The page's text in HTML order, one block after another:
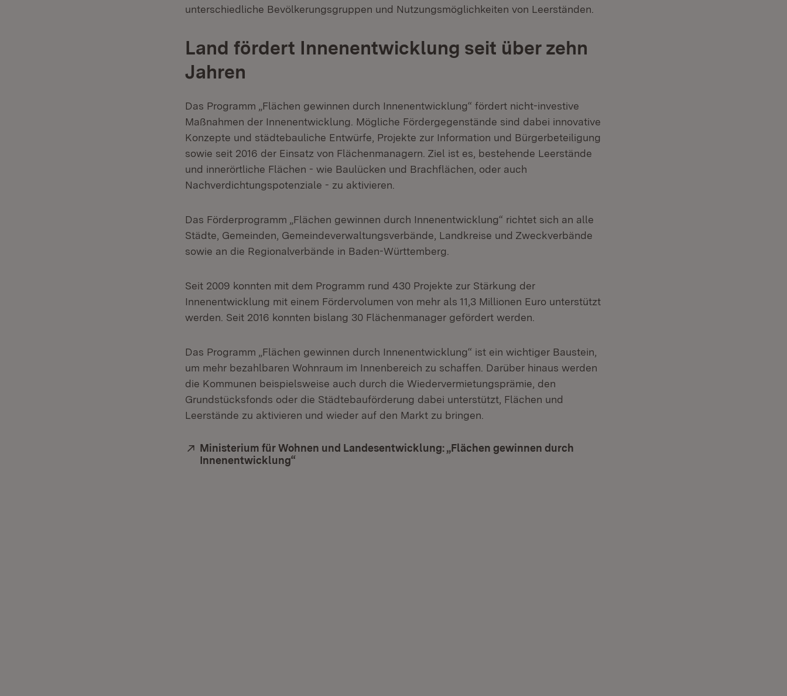
unterschiedliche Bevölkerungsgruppen und Nutzungsmöglichkeiten von Leerständen.
Land fördert Innenentwicklung seit über zehn
Jahren
Das Programm „Flächen gewinnen durch Innenentwicklung“ fördert nicht-investive
Maßnahmen der Innenentwicklung. Mögliche Fördergegenstände sind dabei innovative
Konzepte und städtebauliche Entwürfe, Projekte zur Information und Bürgerbeteiligung
sowie seit 2016 der Einsatz von Flächenmanagern. Ziel ist es, bestehende Leerstände
und innerörtliche Flächen - wie Baulücken und Brachflächen, oder auch
Nachverdichtungspotenziale - zu aktivieren.
Das Förderprogramm „Flächen gewinnen durch Innenentwicklung“ richtet sich an alle
Städte, Gemeinden, Gemeindeverwaltungsverbände, Landkreise und Zweckverbände
sowie an die Regionalverbände in Baden-Württemberg.
Seit 2009 konnten mit dem Programm rund 430 Projekte zur Stärkung der
Innenentwicklung mit einem Fördervolumen von mehr als 11,3 Millionen Euro unterstützt
werden. Seit 2016 konnten bislang 30 Flächenmanager gefördert werden.
Das Programm „Flächen gewinnen durch Innenentwicklung“ ist ein wichtiger Baustein,
um mehr bezahlbaren Wohnraum im Innenbereich zu schaffen. Darüber hinaus werden
die Kommunen beispielsweise auch durch die Wiedervermietungsprämie, den
Grundstücksfonds oder die Städtebauförderung dabei unterstützt, Flächen und
Leerstände zu aktivieren und wieder auf den Markt zu bringen.
Extern:
Ministerium für Wohnen und Landesentwicklung: „Flächen gewinnen durch
Innenentwicklung“